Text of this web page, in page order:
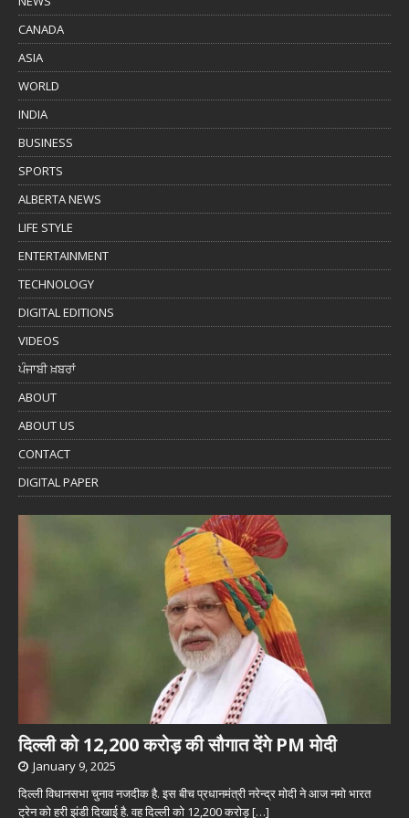
CANADA
ASIA
WORLD
INDIA
BUSINESS
SPORTS
ALBERTA NEWS
LIFE STYLE
ENTERTAINMENT
TECHNOLOGY
DIGITAL EDITIONS
VIDEOS
ਪੰਜਾਬੀ ਖ਼ਬਰਾਂ
ABOUT
ABOUT US
CONTACT
DIGITAL PAPER
दिल्ली को 12,200 करोड़ की सौगात देंगे PM मोदी
January 9, 2025
दिल्ली विधानसभा चुनाव नजदीक है. इस बीच प्रधानमंत्री नरेन्द्र मोदी ने आज नमो भारत
ट्रेन को हरी झंडी दिखाई है. वह दिल्ली को 12,200 करोड़[…]